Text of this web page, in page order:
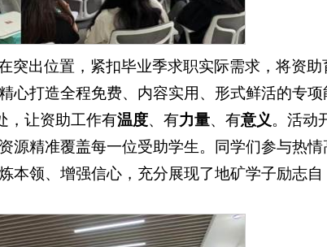
突出位置，紧扣毕业季求职实际需求，将资助
心打造全程免费、内容实用、形式鲜活的专项
，让资助工作有温度、有力量、有意义。活动
源精准覆盖每一位受助学生。同学们参与热情
本领、增强信心，充分展现了地矿学子励志自